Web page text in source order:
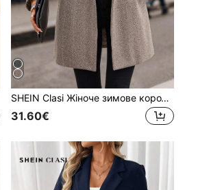
SHEIN Clasi Жіноче зимове коротке вовняне пальто з лацканами та довгим рукавом, модне ділове пальто з кишенями та коротким рукавом
31.60€